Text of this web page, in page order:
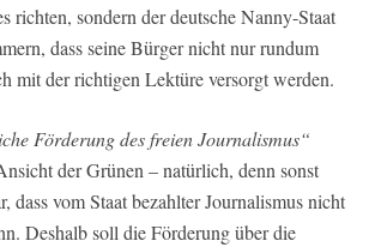
richten, sondern der deutsche Nanny-Staat
dass seine Bürger nicht nur rundum
mit der richtigen Lektüre versorgt werden.
Förderung des freien Journalismus“
der Grünen – natürlich, denn sonst
dass vom Staat bezahlter Journalismus nicht
Deshalb soll die Förderung über die